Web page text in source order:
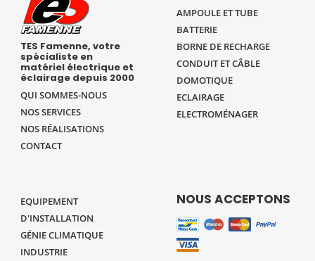
TES Famenne, votre
spécialiste en
matériel électrique et
éclairage depuis 2000
QUI SOMMES-NOUS
NOS SERVICES
NOS RÉALISATIONS
CONTACT
AMPOULE ET TUBE
BATTERIE
BORNE DE RECHARGE
CONDUIT ET CÂBLE
DOMOTIQUE
ECLAIRAGE
ELECTROMÉNAGER
EQUIPEMENT
D'INSTALLATION
GÉNIE CLIMATIQUE
INDUSTRIE
NOUS ACCEPTONS